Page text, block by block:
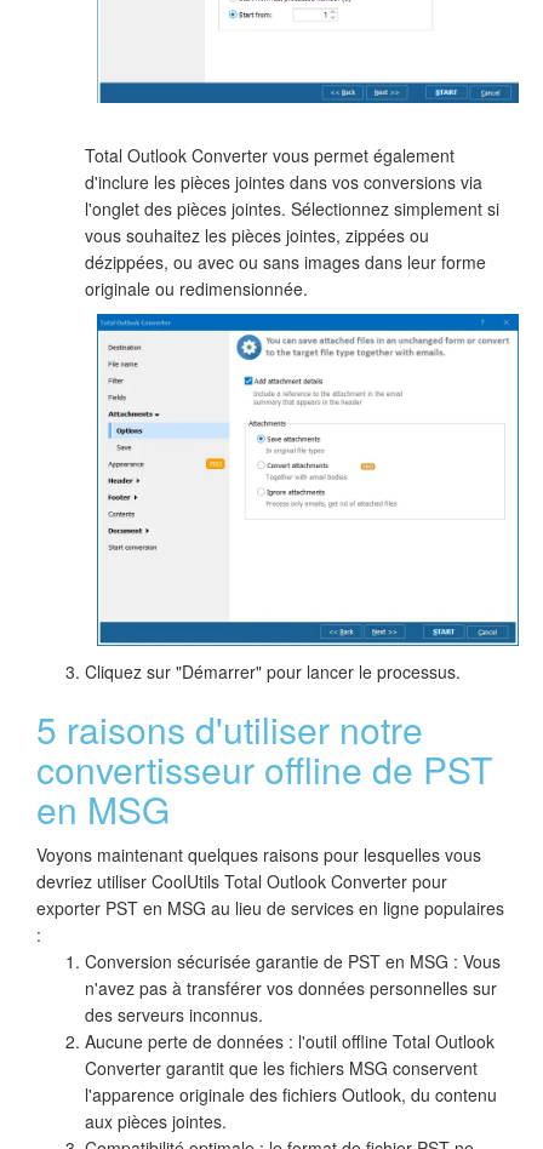
Total Outlook Converter vous permet également
d'inclure les pièces jointes dans vos conversions via
l'onglet des pièces jointes. Sélectionnez simplement si
vous souhaitez les pièces jointes, zippées ou
dézippées, ou avec ou sans images dans leur forme
originale ou redimensionnée.
Cliquez sur "Démarrer" pour lancer le processus.
5 raisons d'utiliser notre
convertisseur offline de PST
en MSG
Voyons maintenant quelques raisons pour lesquelles vous
devriez utiliser CoolUtils Total Outlook Converter pour
exporter PST en MSG au lieu de services en ligne populaires
:
Conversion sécurisée garantie de PST en MSG : Vous
n'avez pas à transférer vos données personnelles sur
des serveurs inconnus.
Aucune perte de données : l'outil offline Total Outlook
Converter garantit que les fichiers MSG conservent
l'apparence originale des fichiers Outlook, du contenu
aux pièces jointes.